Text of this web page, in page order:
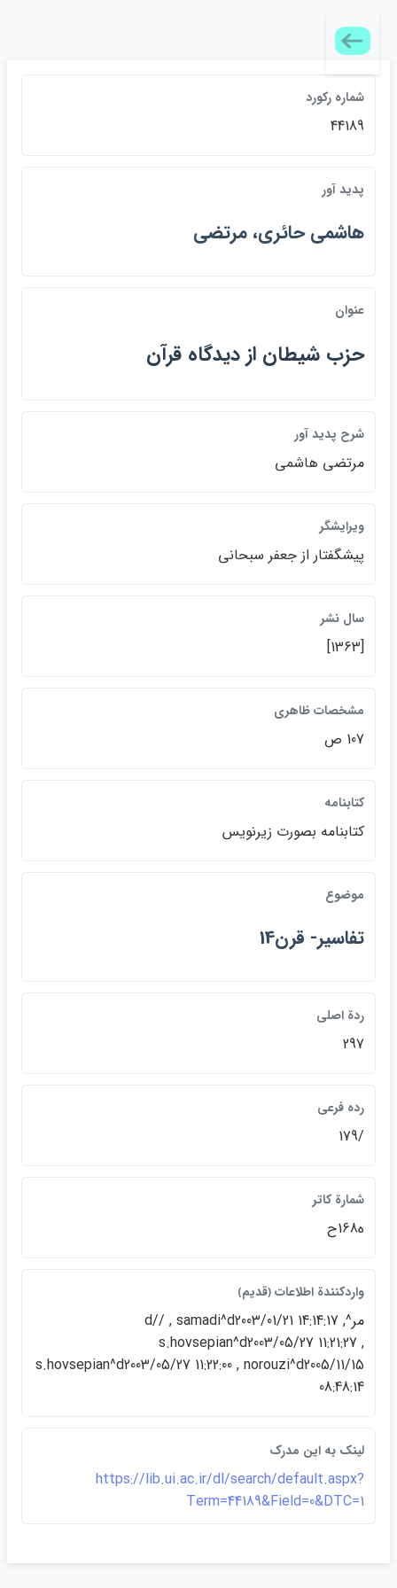
شماره ركورد
44189
پديد آور
هاشمي حائري، مرتضي
عنوان
حزب شيطان از ديدگاه قرآن
شرح پديد آور
مرتضي هاشمي
ويرايشگر
پيشگفتار از جعفر سبحاني
سال نشر
[1363]
مشخصات ظاهري
107 ص
كتابنامه
كتابنامه بصورت زيرنويس
موضوع
تفاسير- قرن14
ردة اصلي
297
رده فرعي
/179
شمارة كاتر
ه168ح
واردكنندة اطلاعات ﴿قديم﴾
مر^d// , samadi^d2003/01/21 14:14:17 ,
s.hovsepian^d2003/05/27 11:21:27 ,
s.hovsepian^d2003/05/27 11:22:00 , norouzi^d2005/11/15
08:48:14
لينک به اين مدرک
https://lib.ui.ac.ir/dl/search/default.aspx?
Term=44189&Field=0&DTC=1